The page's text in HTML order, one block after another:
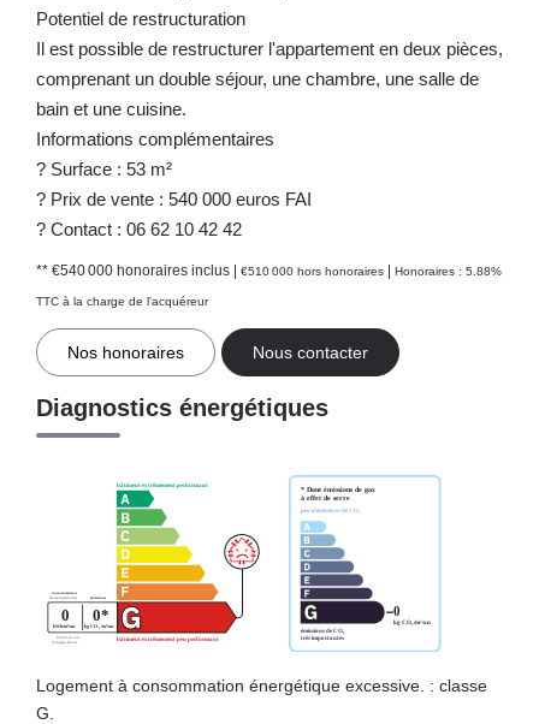
Potentiel de restructuration
Il est possible de restructurer l'appartement en deux pièces,
comprenant un double séjour, une chambre, une salle de
bain et une cuisine.
Informations complémentaires
? Surface : 53 m²
? Prix de vente : 540 000 euros FAI
? Contact : 06 62 10 42 42
** €540 000 honoraires inclus | €510 000 hors honoraires | Honoraires : 5.88%
TTC à la charge de l'acquéreur
Nos honoraires Nous contacter
Diagnostics énergétiques
Logement à consommation énergétique excessive. : classe
G.